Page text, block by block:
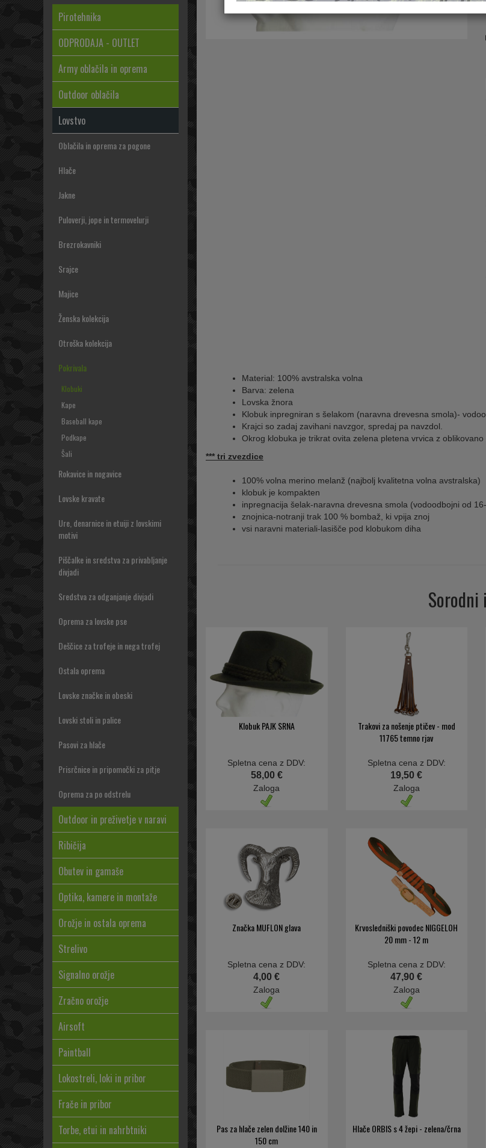
Pirotehnika
ODPRODAJA - OUTLET
Army oblačila in oprema
Outdoor oblačila
Lovstvo
Oblačila in oprema za pogone
Hlače
Jakne
Puloverji, jope in termovelurji
Brezrokavniki
Srajce
Majice
Ženska kolekcija
Otroška kolekcija
Pokrivala
Klobuki
Kape
Baseball kape
Podkape
Šali
Rokavice in nogavice
Lovske kravate
Ure, denarnice in etuiji z lovskimi
motivi
Piščalke in sredstva za privabljanje
divjadi
Sredstva za odganjanje divjadi
Oprema za lovske pse
Deščice za trofeje in nega trofej
Ostala oprema
Lovske značke in obeski
Lovski stoli in palice
Pasovi za hlače
Prisrčnice in pripomočki za pitje
Oprema za po odstrelu
Outdoor in preživetje v naravi
Ribičija
Obutev in gamaše
Optika, kamere in montaže
Orožje in ostala oprema
Strelivo
Signalno orožje
Zračno orožje
Airsoft
Paintball
Lokostreli, loki in pribor
Frače in pribor
Torbe, etui in nahrbtniki
Material: 100% avstralska volna
Barva: zelena
Lovska žnora
Klobuk inpregniran s šelakom (naravna drevesna smola)-
Krajci so zadaj zavihani navzgor, spredaj pa navzdol.
Okrog klobuka je trikrat ovita zelena pletena vrvica z
*** tri zvezdice
100% volna merino melanž (najbolj kvalitetna volna avstralska)
klobuk je kompakten
inpregnacija šelak-naravna drevesna smola (vodoodbojni od
znojnica-notranji trak 100 % bombaž, ki vpija znoj
vsi naravni materiali-lasišče pod klobukom diha
Sorodni
Klobuk PAJK SRNA
Spletna cena z DDV:
58,00 €
Zaloga
Trakovi za nošenje ptičev - mod
11765 temno rjav
Spletna cena z DDV:
19,50 €
Zaloga
Značka MUFLON glava
Spletna cena z DDV:
4,00 €
Zaloga
Krvosledniški povodec NIGGELOH
20 mm - 12 m
Spletna cena z DDV:
47,90 €
Zaloga
Pas za hlače zelen dolžine 140 in
150 cm
Hlače ORBIS s 4 žepi - zelena/črna